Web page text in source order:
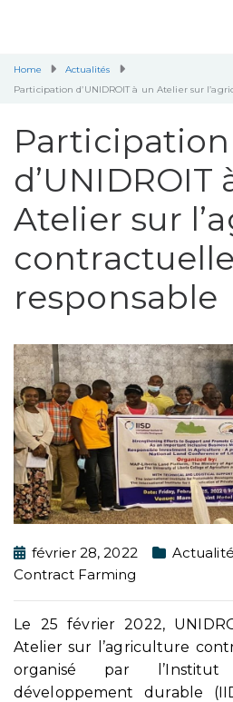
Home
Actualités
Participation d’UNIDROIT à un Atelier sur
Participation
d’UNIDROIT
Atelier sur
contractuelle
responsable
février 28, 2022
Contract Farming
Le 25 février 2022,
Atelier sur l’agriculture
organisé par
développement durable